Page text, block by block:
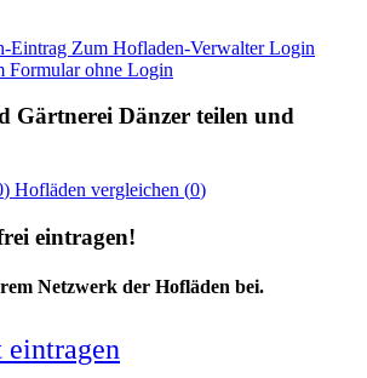
Eintrag Zum Hofladen-Verwalter Login
Formular ohne Login
Gärtnerei Dänzer teilen und
) Hofläden vergleichen (0)
eintragen!
Netzwerk der Hofläden bei.